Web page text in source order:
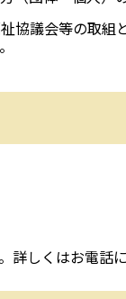
協議会等の取組
しくはお電話